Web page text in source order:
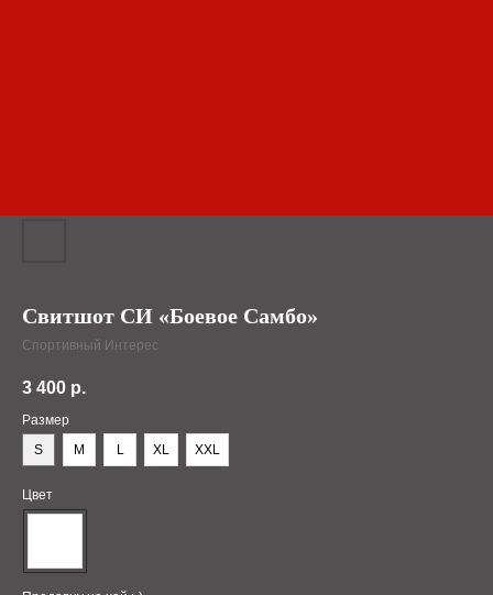
Свитшот СИ «Боевое Самбо»
Спортивный Интерес
3 400 р.
Размер
S
M L XL XXL
Цвет